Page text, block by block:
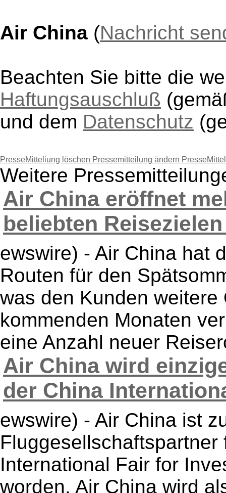
Air China (Nachricht
Beachten Sie bitte die
Haftungsauschluß
und dem Datenschutz
PresseMitteliung löschen Pressemitteilung ändern
Weitere
Air China eröffnet
beliebten
ewswire) - Air China hat
Routen für den
was den Kunden
kommenden Monaten
eine Anzahl neuer
Air China wird
der China
ewswire) - Air China ist
International Fair for
worden. Air China wird